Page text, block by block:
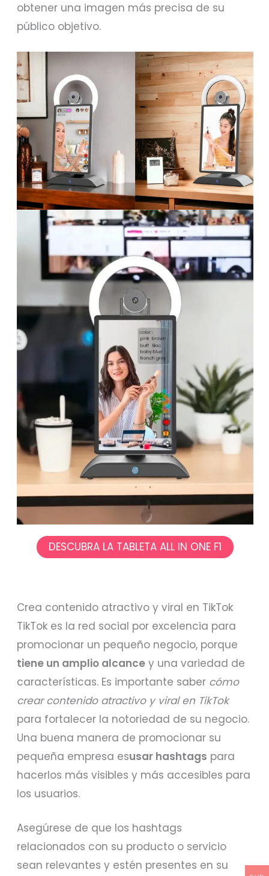
obtener una imagen más precisa de su
público objetivo.
DESCUBRA LA TABLETA ALL IN ONE F1
Crea contenido atractivo y viral en TikTok
TikTok es la red social por excelencia para
promocionar un pequeño negocio, porque
tiene un amplio alcance y una variedad de
características. Es importante saber cómo
crear contenido atractivo y viral en TikTok
para fortalecer la notoriedad de su negocio.
Una buena manera de promocionar su
pequeña empresa esusar hashtags para
hacerlos más visibles y más accesibles para
los usuarios.
Asegúrese de que los hashtags
relacionados con su producto o servicio
sean relevantes y estén presentes en su